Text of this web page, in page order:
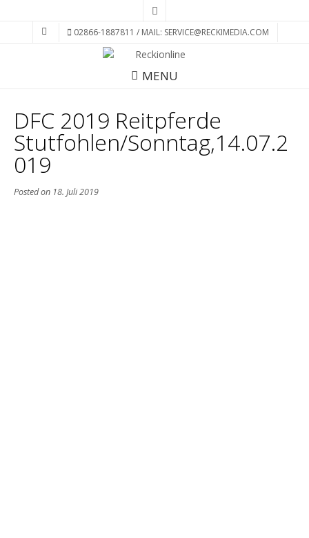
02866-1887811 / MAIL: SERVICE@RECKIMEDIA.COM
MENU
DFC 2019 Reitpferde
Stutfohlen/Sonntag,14.07.2
019
Posted on 18. Juli 2019